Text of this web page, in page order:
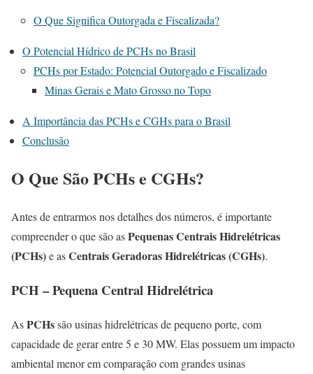
O Que Significa Outorgada e Fiscalizada?
O Potencial Hídrico de PCHs no Brasil
PCHs por Estado: Potencial Outorgado e Fiscalizado
Minas Gerais e Mato Grosso no Topo
A Importância das PCHs e CGHs para o Brasil
Conclusão
O Que São PCHs e CGHs?
Antes de entrarmos nos detalhes dos números, é importante
compreender o que são asPequenas Centrais Hidrelétricas
(PCHs)e asCentrais Geradoras Hidrelétricas (CGHs).
PCH – Pequena Central Hidrelétrica
AsPCHssão usinas hidrelétricas de pequeno porte, com
capacidade de gerar entre 5 e 30 MW. Elas possuem um impacto
ambiental menor em comparação com grandes usinas